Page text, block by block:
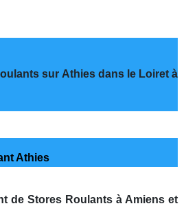
sur Athies dans le Loiret à
Athies
de Stores Roulants à Amiens et